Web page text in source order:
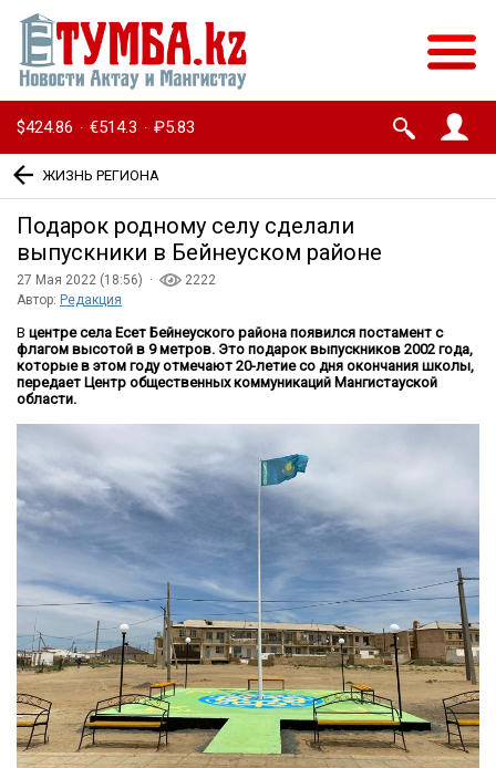
$424.86 · €514.3 · ₽5.83
ЖИЗНЬ РЕГИОНА
Подарок родному селу сделали
выпускники в Бейнеуском районе
27 Мая 2022 (18:56) ·
2222
Автор: Редакция
В центре села Есет Бейнеуского района появился постамент с
флагом высотой в 9 метров. Это подарок выпускников 2002 года,
которые в этом году отмечают 20-летие со дня окончания школы,
передает Центр общественных коммуникаций Мангистауской
области.